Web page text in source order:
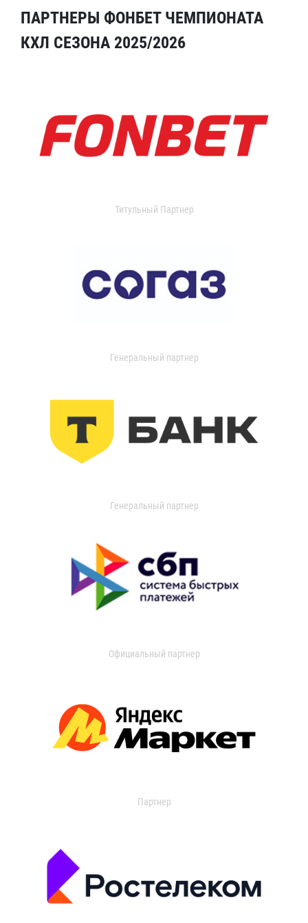
ПАРТНЕРЫ ФОНБЕТ ЧЕМПИОНАТА
КХЛ СЕЗОНА 2025/2026
Титульный Партнер
Генеральный партнер
Генеральный партнер
Официальный партнер
Партнер